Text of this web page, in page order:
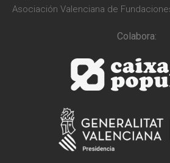
Asociación Valenciana de
Colabora: